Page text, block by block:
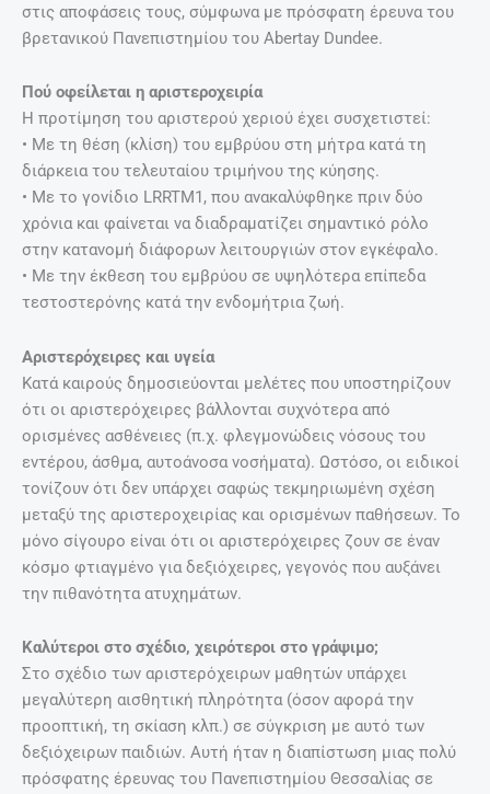
στις αποφάσεις τους, σύμφωνα με πρόσφατη έρευνα του
βρετανικού Πανεπιστημίου του Abertay Dundee.
Πού οφείλεται η αριστεροχειρία
Η προτίμηση του αριστερού χεριού έχει συσχετιστεί:
• Με τη θέση (κλίση) του εμβρύου στη μήτρα κατά τη
διάρκεια του τελευταίου τριμήνου της κύησης.
• Με το γονίδιο LRRTM1, που ανακαλύφθηκε πριν δύο
χρόνια και φαίνεται να διαδραματίζει σημαντικό ρόλο
στην κατανομή διάφορων λειτουργιών στον εγκέφαλο.
• Με την έκθεση του εμβρύου σε υψηλότερα επίπεδα
τεστοστερόνης κατά την ενδομήτρια ζωή.
Αριστερόχειρες και υγεία
Κατά καιρούς δημοσιεύονται μελέτες που υποστηρίζουν
ότι οι αριστερόχειρες βάλλονται συχνότερα από
ορισμένες ασθένειες (π.χ. φλεγμονώδεις νόσους του
εντέρου, άσθμα, αυτοάνοσα νοσήματα). Ωστόσο, οι ειδικοί
τονίζουν ότι δεν υπάρχει σαφώς τεκμηριωμένη σχέση
μεταξύ της αριστεροχειρίας και ορισμένων παθήσεων. Το
μόνο σίγουρο είναι ότι οι αριστερόχειρες ζουν σε έναν
κόσμο φτιαγμένο για δεξιόχειρες, γεγονός που αυξάνει
την πιθανότητα ατυχημάτων.
Καλύτεροι στο σχέδιο, χειρότεροι στο γράψιμο;
Στο σχέδιο των αριστερόχειρων μαθητών υπάρχει
μεγαλύτερη αισθητική πληρότητα (όσον αφορά την
προοπτική, τη σκίαση κλπ.) σε σύγκριση με αυτό των
δεξιόχειρων παιδιών. Αυτή ήταν η διαπίστωση μιας πολύ
πρόσφατης έρευνας του Πανεπιστημίου Θεσσαλίας σε